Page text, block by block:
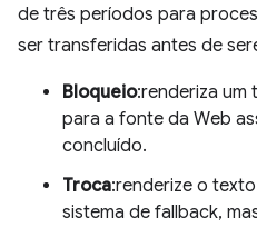
de três períodos para
ser transferidas antes de
Bloqueio:renderiza um
para a fonte da Web
concluído.
Troca:renderize o
sistema de fallback,